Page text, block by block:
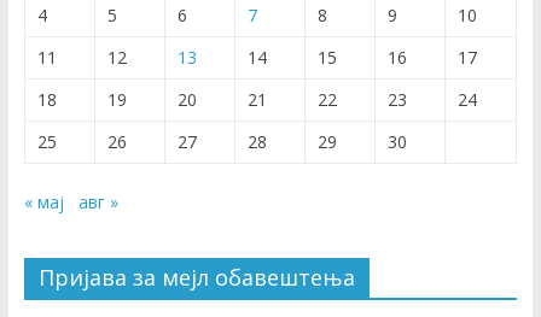
4
5 6 7 8 9
10
11
12 13 14 15 16
17
18
19 20 21 22 23
24
25
26 27 28 29 30
« мај авг »
Пријава за мејл обавештења